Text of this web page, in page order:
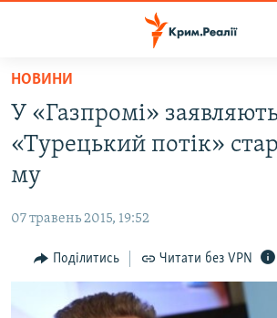
Перейти
основного
матеріалу
Перейти
до
основної
навігації
Перейти
до
ВОДА.КРИМ
ВІДЕО ТА ФОТО
БЛОГИ
ПОГЛЯД
ІНТЕРВ'Ю
НОВИНИ
У «Газпромі»
«Турецький потік»
му
07 травень 2015, 19:52
Поділитись Читати без VPN